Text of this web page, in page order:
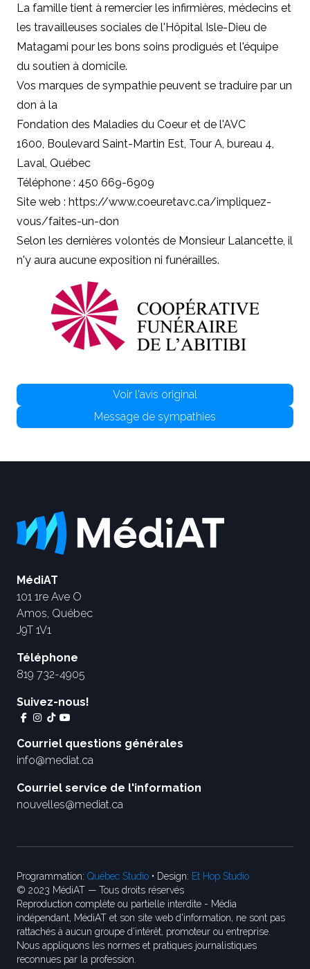
La famille tient à remercier les infirmières, médecins et
les travailleuses sociales de l'Hôpital Isle-Dieu de
Matagami pour les bons soins prodigués et l'équipe
du soutien à domicile.
Vos marques de sympathie peuvent se traduire par un
don à la
Fondation des Maladies du Coeur et de l'AVC
1600, Boulevard Saint-Martin Est, Tour A, bureau 4,
Laval, Québec
Téléphone : 450 669-6909
Site web : https://www.coeuretavc.ca/impliquez-
vous/faites-un-don
Selon les dernières volontés de Monsieur Lalancette, il
n'y aura aucune exposition ni funérailles.
Voir l'avis original
Message de sympathies
MédiAT
101 1re Ave O
Amos, Québec
J9T 1V1
Téléphone
819 732-4905
Suivez-nous!
Courriel questions générales
info@mediat.ca
Courriel service de l'information
nouvelles@mediat.ca
Programmation: Québec Studio • Design: Et Hop Studio
© 2023 MédiAT — Tous droits réservés
Reproduction complète ou partielle interdite - Média
indépendant, MédiAT et son site web d'information, ne sont pas
rattachés à aucun groupe d’intérêt, promoteur ou entreprise.
Nous appliquons les normes et pratiques journalistiques
reconnues par la profession.